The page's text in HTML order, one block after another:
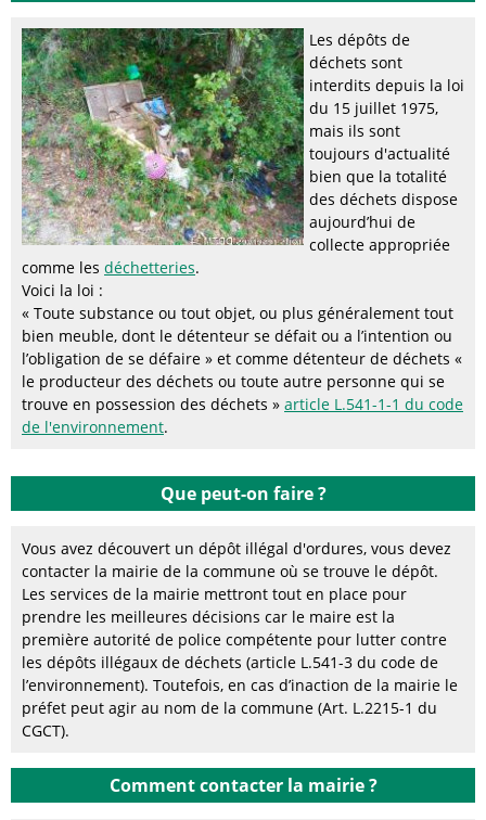
Les dépôts de
déchets sont
interdits depuis la loi
du 15 juillet 1975,
mais ils sont
toujours d'actualité
bien que la totalité
des déchets dispose
aujourd’hui de
collecte appropriée
comme les déchetteries.
Voici la loi :
« Toute substance ou tout objet, ou plus généralement tout
bien meuble, dont le détenteur se défait ou a l’intention ou
l’obligation de se défaire » et comme détenteur de déchets «
le producteur des déchets ou toute autre personne qui se
trouve en possession des déchets » article L.541-1-1 du code
de l'environnement.
Que peut-on faire ?
Vous avez découvert un dépôt illégal d'ordures, vous devez
contacter la mairie de la commune où se trouve le dépôt.
Les services de la mairie mettront tout en place pour
prendre les meilleures décisions car le maire est la
première autorité de police compétente pour lutter contre
les dépôts illégaux de déchets (article L.541-3 du code de
l’environnement). Toutefois, en cas d’inaction de la mairie le
préfet peut agir au nom de la commune (Art. L.2215-1 du
CGCT).
Comment contacter la mairie ?